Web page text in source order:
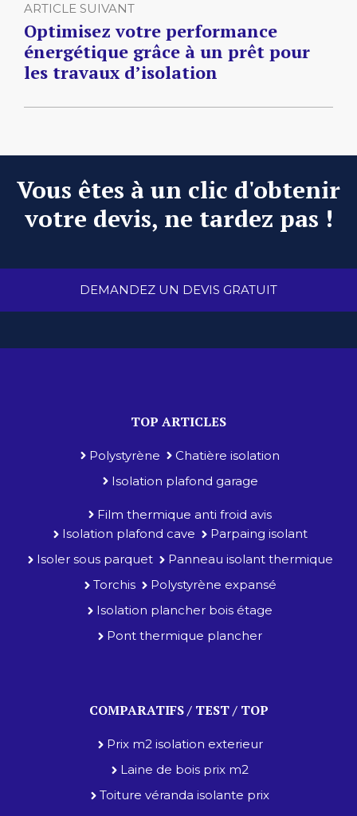
ARTICLE SUIVANT
Optimisez votre performance
énergétique grâce à un prêt pour
les travaux d’isolation
Vous êtes à un clic d'obtenir
votre devis, ne tardez pas !
DEMANDEZ UN DEVIS GRATUIT
TOP ARTICLES
Polystyrène
Chatière isolation
Isolation plafond garage
Film thermique anti froid avis
Isolation plafond cave
Parpaing isolant
Isoler sous parquet
Panneau isolant thermique
Torchis
Polystyrène expansé
Isolation plancher bois étage
Pont thermique plancher
COMPARATIFS / TEST / TOP
Prix m2 isolation exterieur
Laine de bois prix m2
Toiture véranda isolante prix